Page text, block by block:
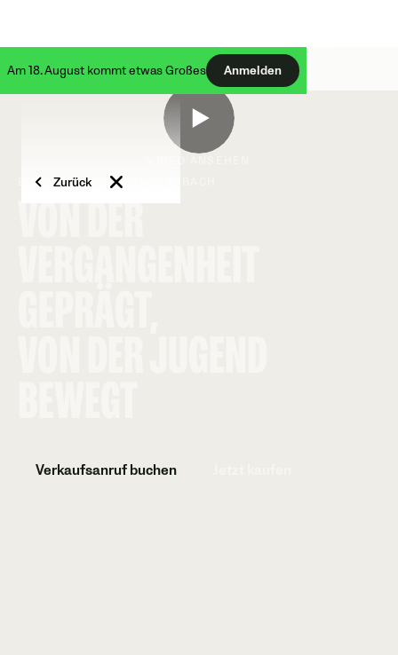
Am 18. August kommt etwas Großes Anmelden
Zurück
BORUSSIA MÖNCHENGLADBACH
Verkaufsanruf buchen